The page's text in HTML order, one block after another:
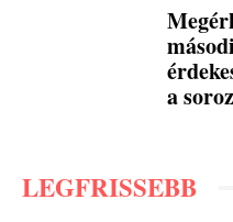
a
LEGFRISSEBB